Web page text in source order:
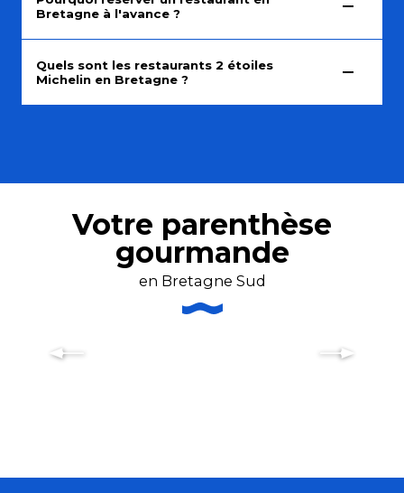
Bretagne à l'avance ?
Quels sont les restaurants 2 étoiles
Michelin en Bretagne ?
Votre parenthèse
gourmande
en Bretagne Sud